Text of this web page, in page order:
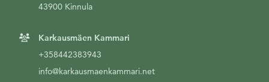
43900 Kinnula
Karkausmäen Kammari
+358442383943
info@karkausmaenkammari.net